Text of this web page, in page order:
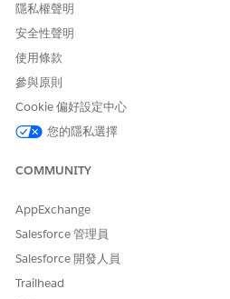
隱私權聲明
安全性聲明
使用條款
參與原則
Cookie 偏好設定中心
您的隱私選擇
COMMUNITY
AppExchange
Salesforce 管理員
Salesforce 開發人員
Trailhead